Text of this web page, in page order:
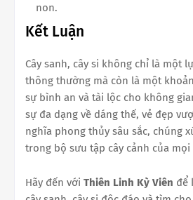
non.
Kết Luận
Cây sanh, cây si không chỉ là một
thông thường mà còn là một
sự bình an và tài lộc cho không
sự đa dạng về dáng thế, vẻ đẹp
nghĩa phong thủy sâu sắc, chúng
trong bộ sưu tập cây cảnh của mọi
Hãy đến với Thiên Linh Kỳ Viên để